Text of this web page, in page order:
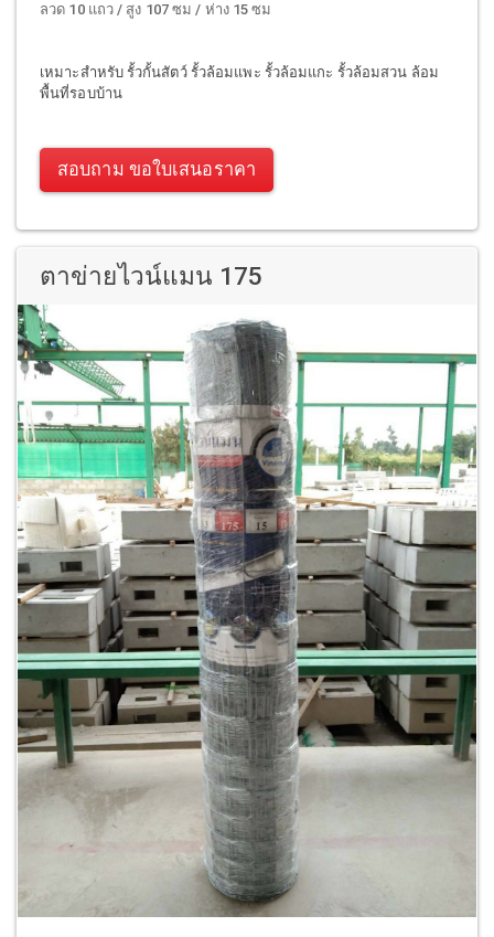
ลวด 10 แถว / สูง 107 ซม / ห่าง 15 ซม
เหมาะสำหรับ รั้วกั้นสัตว์ รั้วล้อมแพะ รั้วล้อมแกะ รั้วล้อมสวน ล้อม
พื้นที่รอบบ้าน
สอบถาม ขอใบเสนอราคา
ตาข่ายไวน์แมน 175